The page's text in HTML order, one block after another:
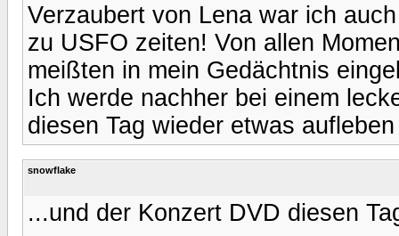
Verzaubert von Lena war ich
zu USFO zeiten! Von allen
meißten in mein Gedächtnis
Ich werde nachher bei einem
diesen Tag wieder etwas
snowflake
...und der Konzert DVD diesen